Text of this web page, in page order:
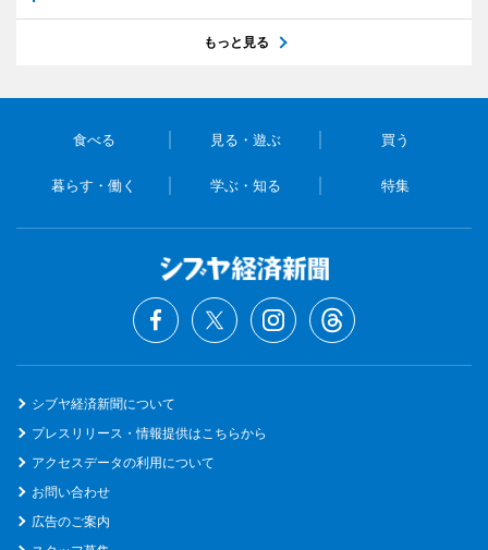
もっと見る
食べる 見る・遊ぶ 買う
暮らす・働く 学ぶ・知る 特集
シブヤ経済新聞について
プレスリリース・情報提供はこちらから
アクセスデータの利用について
お問い合わせ
広告のご案内